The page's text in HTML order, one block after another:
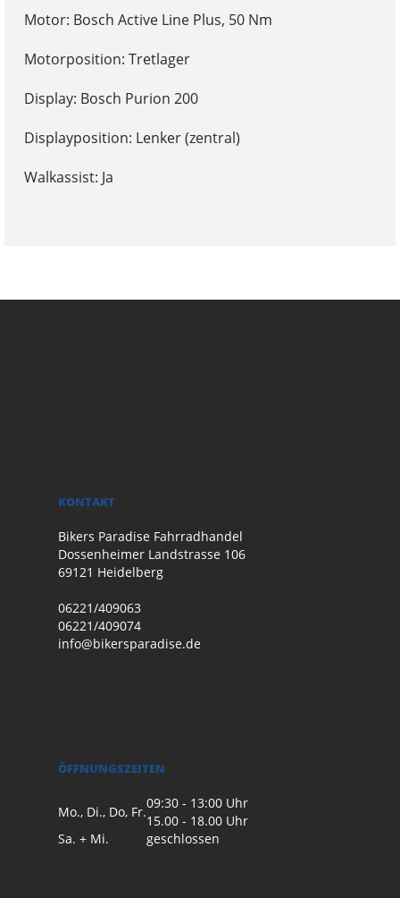
Motor: Bosch Active Line Plus, 50 Nm
Motorposition: Tretlager
Display: Bosch Purion 200
Displayposition: Lenker (zentral)
Walkassist: Ja
KONTAKT
Bikers Paradise Fahrradhandel
Dossenheimer Landstrasse 106
69121 Heidelberg
06221/409063
06221/409074
info@bikersparadise.de
ÖFFNUNGSZEITEN
Mo., Di., Do, Fr.
09:30 - 13:00 Uhr
15.00 - 18.00 Uhr
Sa. + Mi.
geschlossen